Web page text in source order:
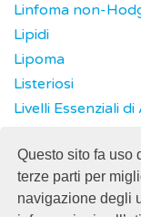
Questo sito fa uso
terze parti per
navigazione degli
Linfoma non-
Lipidi
Lipoma
Listeriosi
Livelli Essenziali
Lupus